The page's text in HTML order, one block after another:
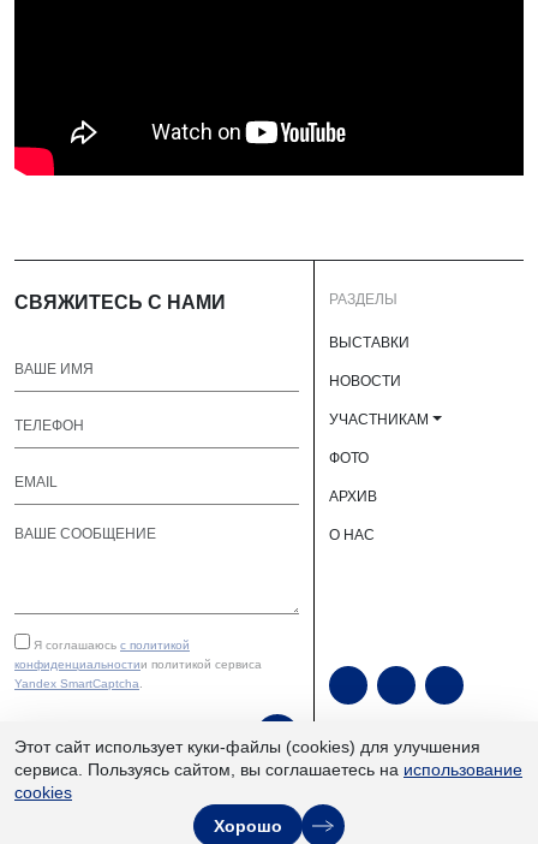
СВЯЖИТЕСЬ С НАМИ
Я соглашаюсь с политикой
конфиденциальностии политикой сервиса
Yandex SmartCaptcha
РАЗДЕЛЫ
ВЫСТАВКИ
НОВОСТИ
УЧАСТНИКАМ
ФОТО
АРХИВ
О НАС
ЮУКВЦ «Экспочел» | ©
2013–2026
Этот сайт использует куки-файлы (cookies) для улучшения
сервиса. Пользуясь сайтом, вы соглашаетесь на использование
cookies
Хорошо